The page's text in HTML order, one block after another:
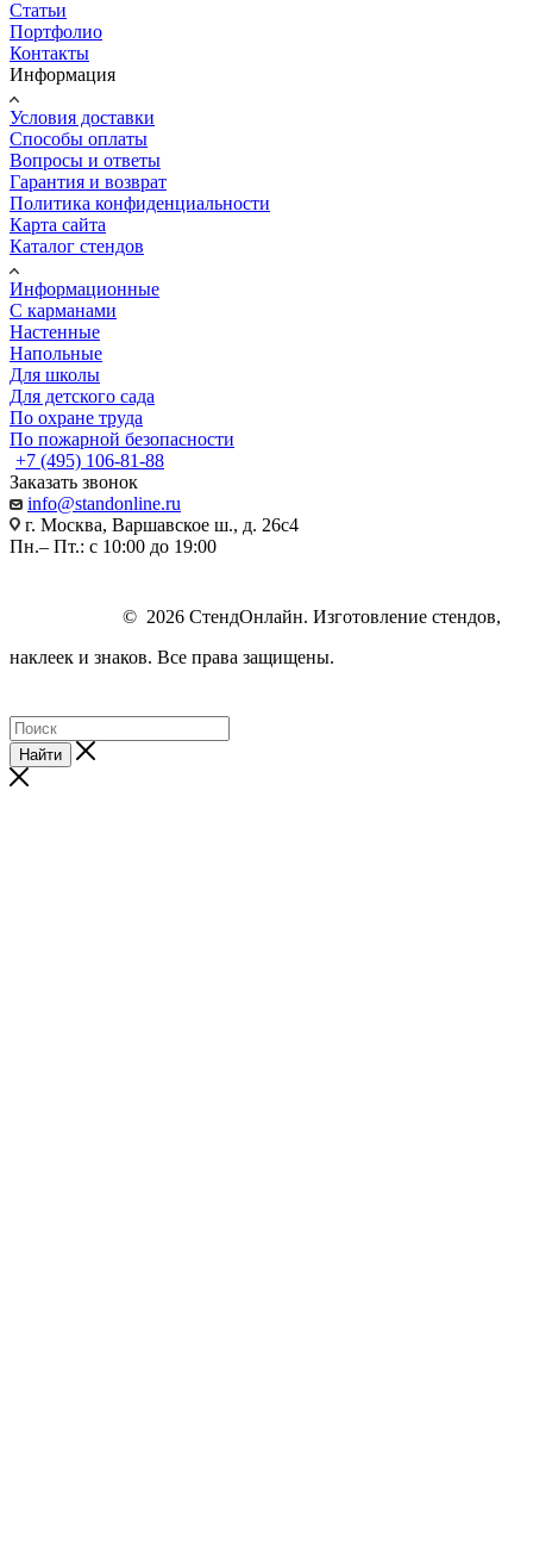
Статьи
Портфолио
Контакты
Информация
Условия доставки
Способы оплаты
Вопросы и ответы
Гарантия и возврат
Политика конфиденциальности
Карта сайта
Каталог стендов
Информационные
С карманами
Настенные
Напольные
Для школы
Для детского сада
По охране труда
По пожарной безопасности
+7 (495) 106-81-88
Заказать звонок
info@standonline.ru
г. Москва, Варшавское ш., д. 26с4
Пн.– Пт.: с 10:00 до 19:00
© 2026 СтендОнлайн. Изготовление стендов,
наклеек и знаков. Все права защищены.
Найти